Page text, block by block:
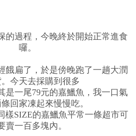
的過程，今晚終於開始正常進食
囉。
餓扁了，於是傍晚跑了一趟大潤
今天去採購到很多
是一尾79元的嘉鱲魚，我一口氣
回家凍起來慢慢吃。
樣SIZE的嘉鱲魚平常一條超市可
賣一百多塊內。